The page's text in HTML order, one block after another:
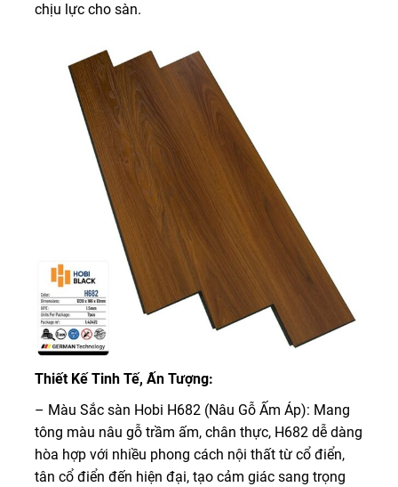
chịu lực cho sàn.
Thiết Kế Tinh Tế, Ấn Tượng:
– Màu Sắc sàn Hobi H682 (Nâu Gỗ Ấm Áp): Mang
tông màu nâu gỗ trầm ấm, chân thực, H682 dễ dàng
hòa hợp với nhiều phong cách nội thất từ cổ điển,
tân cổ điển đến hiện đại, tạo cảm giác sang trọng